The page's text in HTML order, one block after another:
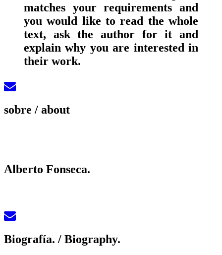
matches your requirements and
you would like to read the whole
text, ask the author for it and
explain why you are interested in
their work.
sobre / about
Alberto Fonseca.
Biografía. / Biography.